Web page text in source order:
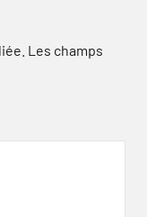
Les champs